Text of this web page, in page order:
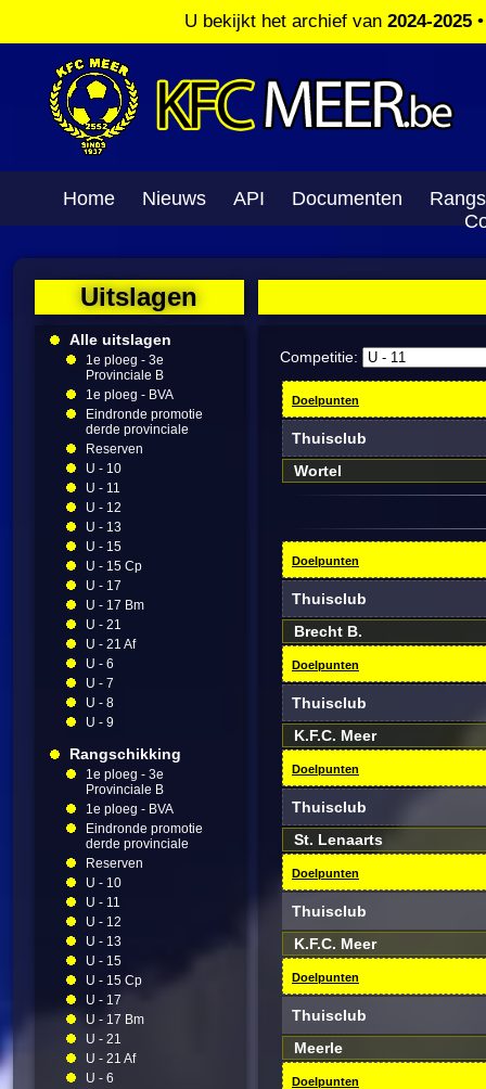
U bekijkt het archief van 2024-2025
Home Nieuws API Documenten
Uitslagen
Alle uitslagen
1e ploeg - 3e
Provinciale B
1e ploeg - BVA
Eindronde promotie
derde provinciale
Reserven
U - 10
U - 11
U - 12
U - 13
U - 15
U - 15 Cp
U - 17
U - 17 Bm
U - 21
U - 21 Af
U - 6
U - 7
U - 8
U - 9
Rangschikking
1e ploeg - 3e
Provinciale B
1e ploeg - BVA
Eindronde promotie
derde provinciale
Reserven
U - 10
U - 11
U - 12
U - 13
U - 15
U - 15 Cp
U - 17
U - 17 Bm
U - 21
U - 21 Af
U - 6
Competitie:
Doelpunten
Thuisclub
Wortel
Doelpunten
Thuisclub
Brecht B.
Doelpunten
Thuisclub
K.F.C. Meer
Doelpunten
Thuisclub
St. Lenaarts
Doelpunten
Thuisclub
K.F.C. Meer
Doelpunten
Thuisclub
Meerle
Doelpunten